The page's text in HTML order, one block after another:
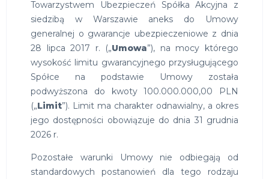
Towarzystwem Ubezpieczeń Spółka Akcyjna z
siedzibą w Warszawie aneks do Umowy
generalnej o gwarancje ubezpieczeniowe z dnia
28 lipca 2017 r. („Umowa”), na mocy którego
wysokość limitu gwarancyjnego przysługującego
Spółce na podstawie Umowy została
podwyższona do kwoty 100.000.000,00 PLN
(„Limit”). Limit ma charakter odnawialny, a okres
jego dostępności obowiązuje do dnia 31 grudnia
2026 r.
Pozostałe warunki Umowy nie odbiegają od
standardowych postanowień dla tego rodzaju